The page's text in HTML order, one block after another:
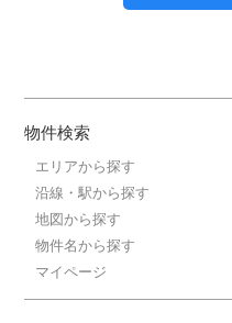
物件検索
エリアから探す
沿線・駅から探す
地図から探す
物件名から探す
マイページ